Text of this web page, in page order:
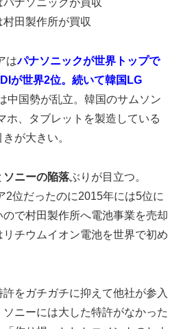
ナソニックが買収
田製作所が買収
はパナソニックが世界トップで
が世界2位。続いて韓国LG
中国勢が乱立。韓国のサムソン
ホ、タブレットを製造している
が大きい。
ソニーの陥落ぶりが目立つ。
2位だったのに2015年には5位に
で村田製作所へ電池事業を売却
チウムイオン電池を世界で初め
をガチガチに抑えて他社が参入
ニーには大した特許がなかった